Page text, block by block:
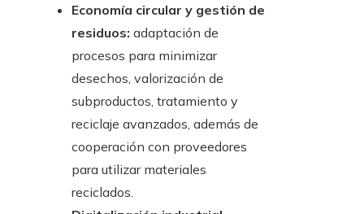
Economía circular y gestión de
residuos: adaptación de
procesos para minimizar
desechos, valorización de
subproductos, tratamiento y
reciclaje avanzados, además de
cooperación con proveedores
para utilizar materiales
reciclados.